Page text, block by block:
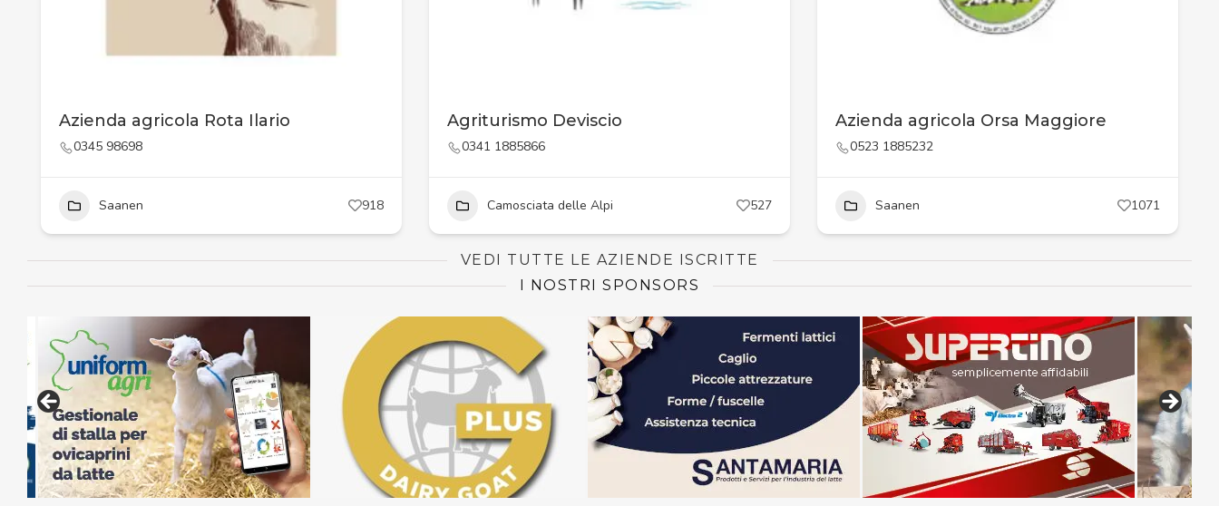
Azienda agricola Rota Ilario
0345 98698
Saanen 918
Agriturismo Deviscio
0341 1885866
Camosciata delle Alpi 527
Azienda agricola Orsa Maggiore
0523 1885232
Saanen 1071
VEDI TUTTE LE AZIENDE ISCRITTE
I NOSTRI SPONSORS